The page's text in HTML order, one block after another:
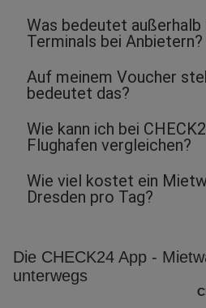
Was bedeutet außerhalb
Terminals bei Anbietern?
Auf meinem Voucher
bedeutet das?
Wie kann ich bei
Flughafen vergleichen?
Wie viel kostet ein
Dresden pro Tag?
Die CHECK24 App -
unterwegs